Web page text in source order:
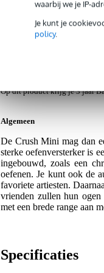
waarbij we je IP-
Je kunt je
policy.
Orange Crush Mini
9000-0048-1620
Op dit product krijg je 3 jaar
Algemeen
De Crush Mini mag dan
sterke oefenversterker is
ingebouwd, zoals een
oefenen. Je kunt ook de
favoriete artiesten.
vrienden zullen hun
met een brede range aan
Specificaties